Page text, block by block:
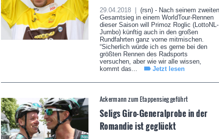
29.04.2018 |
(rsn) - Nach seinem zweiten
Gesamtsieg in einem WorldTour-Rennen
dieser Saison will Primoz Roglic (LottoNL-
Jumbo) künftig auch in den großen
Rundfahrten ganz vorne mitmischen.
“Sicherlich würde ich es gerne bei den
größten Rennen des Radsports
versuchen, aber wie wir alle wissen,
kommt das...
Jetzt lesen
Ackermann zum Etappensieg geführt
Seligs Giro-Generalprobe in der
Romandie ist geglückt